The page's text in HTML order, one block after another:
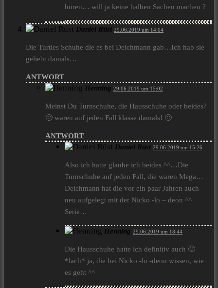
hören… will ja keine halben Sachen machen ?
Daniel Rüst 29.06.2019 um 14:04
Die Turtles Schuhe die es bei Deichmann gab…Ich hab sie
geliebt damals…
ANTWORT
Henning 29.06.2019 um 15:02
Meinst Du Turnschuhe, die Hausschuhe oder beides?
🙂 waren auf jeden Fall klasse damals! 🙂
ANTWORT
Daniel Rüst 29.06.2019 um 15:26
Also ich hatte glaube ich beides ^^…Die
Turnschuhe auf jeden Fall, die waren Mega…
Deichmann hat die vor ein paar Jahren auch
neu aufgelegt mit der Nicko -lo – deon ^^
Serie…
Henning 29.06.2019 um 18:44
Die Hausschuhe hatte ich definitiv auch 🙂
*lach* ja, die bei Nicko -lo -deon wissen, wie
es geht ^^